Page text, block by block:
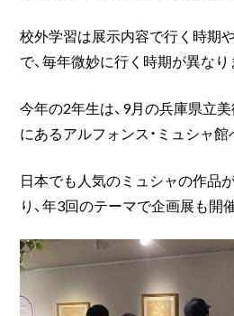
校外学習は展示内容で行く時期
で、毎年微妙に行く時期が異なり
今年の2年生は、9月の兵庫県立
にあるアルフォンス・ミュシャ館
日本でも人気のミュシャの作品
り、年3回のテーマで企画展も開